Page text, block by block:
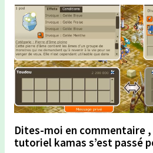
Dites-moi en commentaire
tutoriel kamas s’est passé